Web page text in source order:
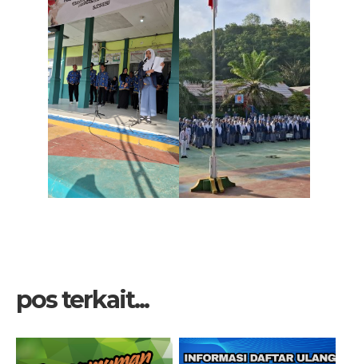
pos terkait...